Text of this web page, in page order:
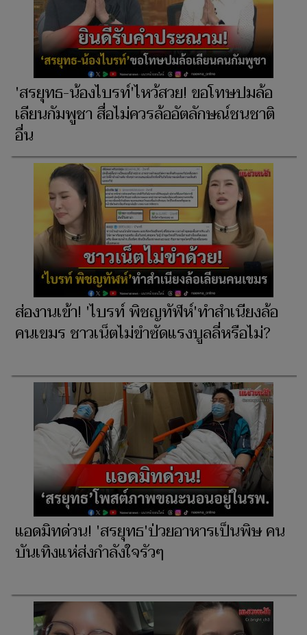
'สรยุทธ-น้องไบรท์'ไหว้สวย! ขอโทษปมล้อ
เลียนกัมพูชา สื่อไม่ควรล้ออัตลักษณ์ชนชาติ
อื่น
ส่องานเข้า! 'ไบรท์ พิชญทัฬห์'ทำสำเนียงล้อ
คนเขมร ชาวเน็ตไม่ขำซัดแรงบูลลี่หรือไม่?
แอดมิทด่วน! 'สรยุทธ'ป่วยอาหารเป็นพิษ คน
บันเทิงแห่ส่งกำลังใจรัวๆ